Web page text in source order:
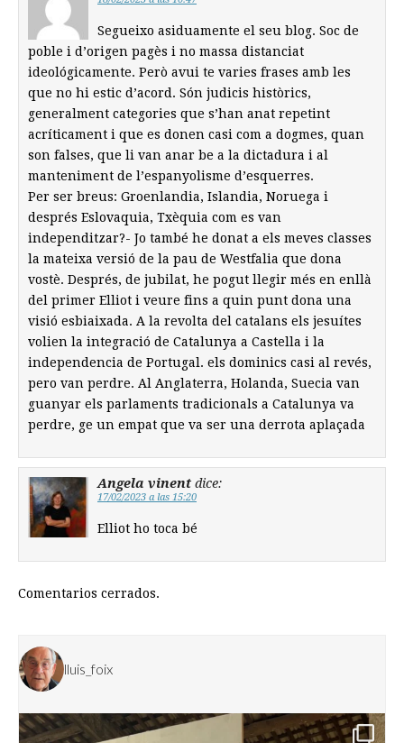
Segueixo asiduamente el seu blog. Soc de
poble i d’origen pagès i no massa distanciat
ideológicamente. Però avui te varies frases amb les
que no hi estic d’acord. Són judicis històrics,
generalment categories que s’han anat repetint
acríticament i que es donen casi com a dogmes, quan
son falses, que li van anar be a la dictadura i al
manteniment de l’espanyolisme d’esquerres.
Per ser breus: Groenlandia, Islandia, Noruega i
després Eslovaquia, Txèquia com es van
independitzar?- Jo també he donat a els meves classes
la mateixa versió de la pau de Westfalia que dona
vostè. Després, de jubilat, he pogut llegir més en enllà
del primer Elliot i veure fins a quin punt dona una
visió esbiaixada. A la revolta del catalans els jesuítes
volien la integració de Catalunya a Castella i la
independencia de Portugal. els dominics casi al revés,
pero van perdre. Al Anglaterra, Holanda, Suecia van
guanyar els parlaments tradicionals a Catalunya va
perdre, ge un empat que va ser una derrota aplaçada
Angela vinent dice:
17/02/2023 a las 15:20
Elliot ho toca bé
Comentarios cerrados.
lluis_foix